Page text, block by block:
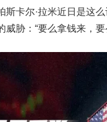
卡尔·拉米近日是这
胁：“要么拿钱来，要